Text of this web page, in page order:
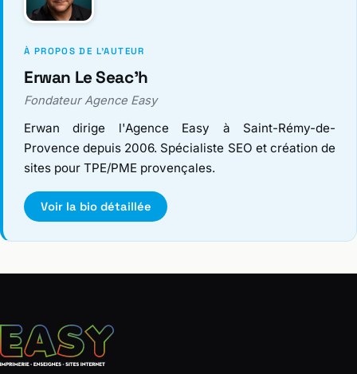
À PROPOS DE L'AUTEUR
Erwan Le Seac'h
Fondateur Agence Easy
Erwan dirige l'Agence Easy à Saint-Rémy-de-
Provence depuis 2006. Spécialiste SEO et création de
sites pour TPE/PME provençales.
Voir la bio détaillée